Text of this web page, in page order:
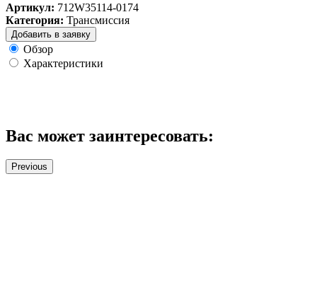
Артикул: 712W35114-0174
Категория: Трансмиссия
Добавить в заявку
Обзор
Характеристики
Вас может заинтересовать:
Previous